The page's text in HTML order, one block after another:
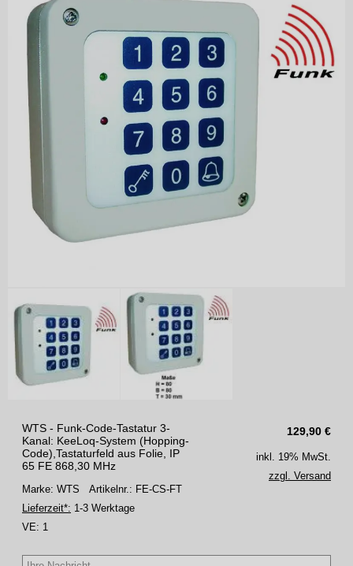
129,90 €
WTS - Funk-Code-Tastatur 3-
Kanal: KeeLoq-System (Hopping-
Code),Tastaturfeld aus Folie, IP
65 FE 868,30 MHz
Marke: WTS Artikelnr.: FE-CS-FT
Lieferzeit*: 1-3 Werktage
VE: 1
inkl. 19% MwSt.
zzgl. Versand